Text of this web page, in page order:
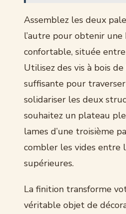
Assemblez les deux
l’autre pour obtenir
confortable, située
Utilisez des vis à bois
suffisante pour
solidariser les deux
souhaitez un plateau
lames d’une troisième
combler les vides entre
supérieures.
La finition transforme
véritable objet de